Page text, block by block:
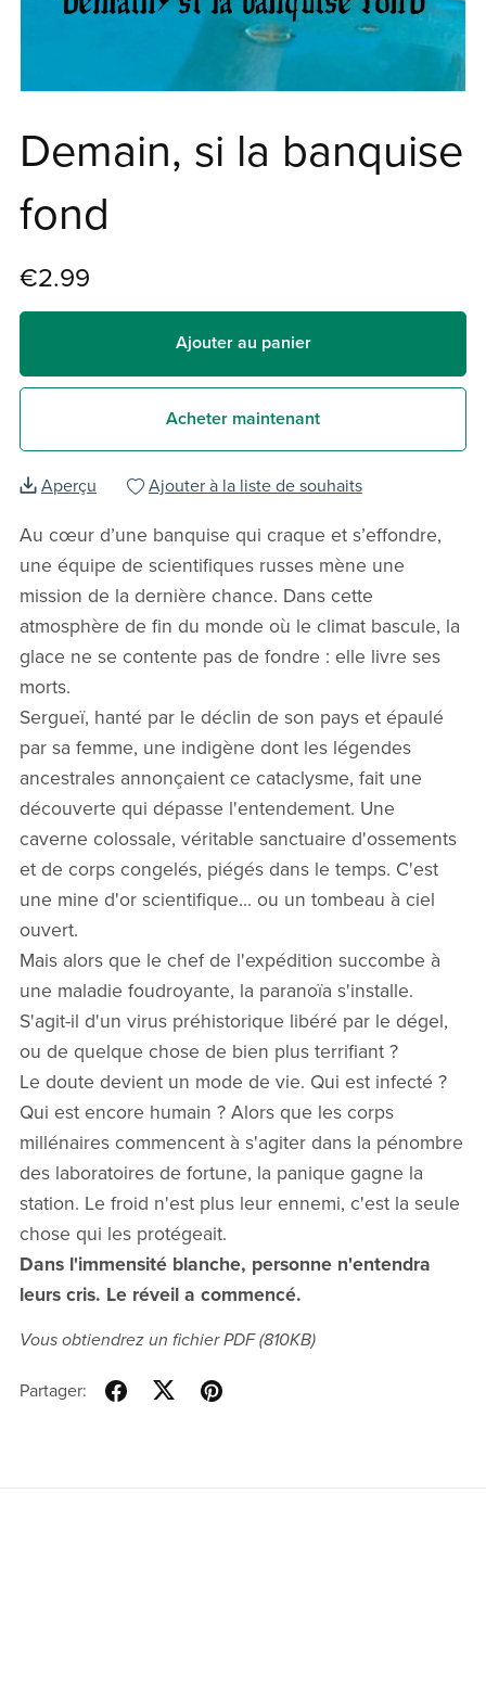
Demain, si la banquise
fond
€2.99
Ajouter au panier
Acheter maintenant
Aperçu Ajouter à la liste de souhaits
Au cœur d’une banquise qui craque et s’effondre,
une équipe de scientifiques russes mène une
mission de la dernière chance. Dans cette
atmosphère de fin du monde où le climat bascule, la
glace ne se contente pas de fondre : elle livre ses
morts.
Sergueï, hanté par le déclin de son pays et épaulé
par sa femme, une indigène dont les légendes
ancestrales annonçaient ce cataclysme, fait une
découverte qui dépasse l'entendement. Une
caverne colossale, véritable sanctuaire d'ossements
et de corps congelés, piégés dans le temps. C'est
une mine d'or scientifique... ou un tombeau à ciel
ouvert.
Mais alors que le chef de l'expédition succombe à
une maladie foudroyante, la paranoïa s'installe.
S'agit-il d'un virus préhistorique libéré par le dégel,
ou de quelque chose de bien plus terrifiant ?
Le doute devient un mode de vie. Qui est infecté ?
Qui est encore humain ? Alors que les corps
millénaires commencent à s'agiter dans la pénombre
des laboratoires de fortune, la panique gagne la
station. Le froid n'est plus leur ennemi, c'est la seule
chose qui les protégeait.
Dans l'immensité blanche, personne n'entendra
leurs cris. Le réveil a commencé.
Vous obtiendrez un fichier PDF(810KB)
Partager: